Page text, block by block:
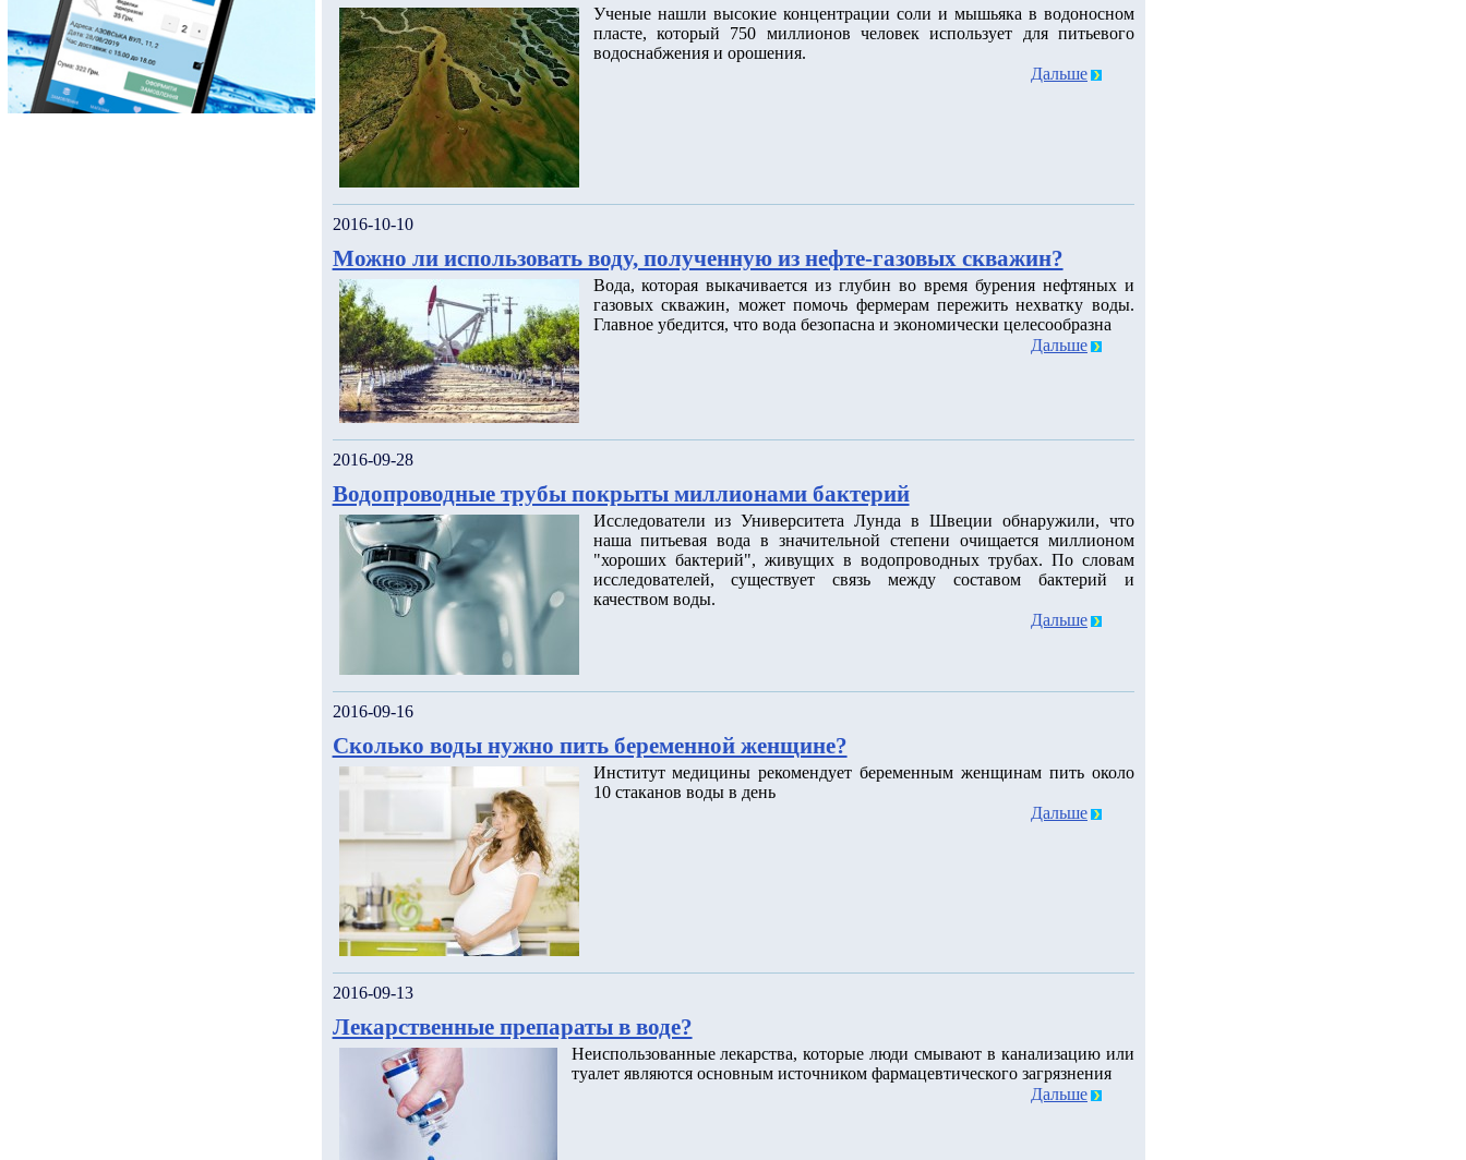
Ученые нашли высокие концентрации соли и мышьяка в водоносном
пласте, который 750 миллионов человек использует для питьевого
водоснабжения и орошения.
Дальше
2016-10-10
Можно ли использовать воду, полученную из нефте-газовых скважин?
Вода, которая выкачивается из глубин во время бурения нефтяных и
газовых скважин, может помочь фермерам пережить нехватку воды.
Главное убедится, что вода безопасна и экономически целесообразна
Дальше
2016-09-28
Водопроводные трубы покрыты миллионами бактерий
Исследователи из Университета Лунда в Швеции обнаружили, что
наша питьевая вода в значительной степени очищается миллионом
"хороших бактерий", живущих в водопроводных трубах. По словам
исследователей, существует связь между составом бактерий и
качеством воды.
Дальше
2016-09-16
Сколько воды нужно пить беременной женщине?
Институт медицины рекомендует беременным женщинам пить около
10 стаканов воды в день
Дальше
2016-09-13
Лекарственные препараты в воде?
Неиспользованные лекарства, которые люди смывают в канализацию или
туалет являются основным источником фармацевтического загрязнения
Дальше